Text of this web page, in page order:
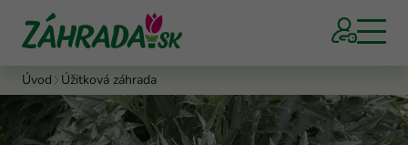
Úvod Úžitková záhrada